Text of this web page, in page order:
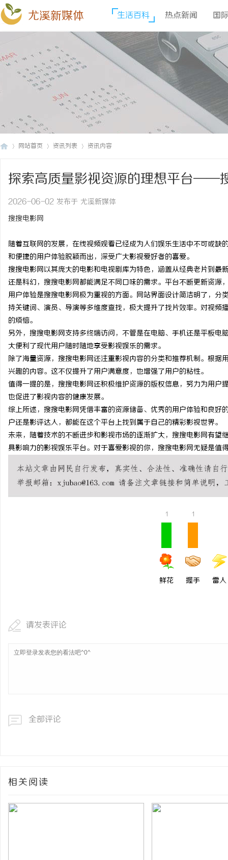
尤溪新媒体 生活百科 热点新闻 国
网站首页 资讯列表 资讯内容
探索高质量影视资源的理想平台——
2026-06-02 发布于 尤溪新媒体
搜搜电影网
随着互联网的发展，在线视频观看已经成为人们娱乐生活中不可或
和便捷的用户体验脱颖而出，深受广大影视爱好者的喜爱。
搜搜电影网以其庞大的电影和电视剧库为特色，涵盖从经典老片到
还是科幻，搜搜电影网都能满足不同口味的需求。平台不断更新资源
用户体验是搜搜电影网极为重视的方面。网站界面设计简洁明了，
持关键词、演员、导演等多维度查找，极大提升了找片效率。对视
的烦恼。
另外，搜搜电影网支持多终端访问，不管是在电脑、手机还是平板
大便利了现代用户随时随地享受影视娱乐的需求。
除了海量资源，搜搜电影网还注重影视内容的分类和推荐机制。根
兴趣的内容。这不仅提升了用户满意度，也增强了用户的粘性。
值得一提的是，搜搜电影网还积极维护资源的版权信息，努力为用
也促进了影视内容的健康发展。
综上所述，搜搜电影网凭借丰富的资源储备、优秀的用户体验和良
户还是影评达人，都能在这个平台上找到属于自己的精彩影视世界。
未来，随着技术的不断进步和影视市场的逐渐扩大，搜搜电影网有
具影响力的影视娱乐平台。对于喜爱影视的你，搜搜电影网无疑是值
1
鲜花
1
握手 雷人
请发表评论
全部评论
相关阅读
条，焊锡球，焊锡丝，万山焊锡，焊锡条、
锡条，巨一，焊锡，无铅焊锡球
短剧网：新时代短视频
平台